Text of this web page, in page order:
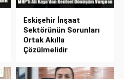
Eskişehir İnşaat
Sektörünün Sorunları
Ortak Akılla
Çözülmelidir